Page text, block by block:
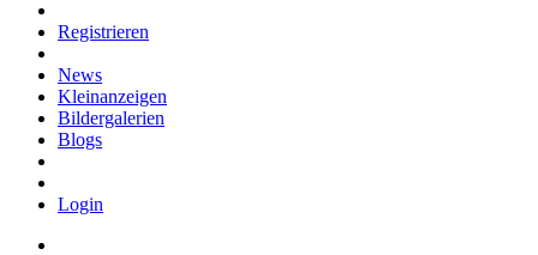
Registrieren
News
Kleinanzeigen
Bildergalerien
Blogs
Login